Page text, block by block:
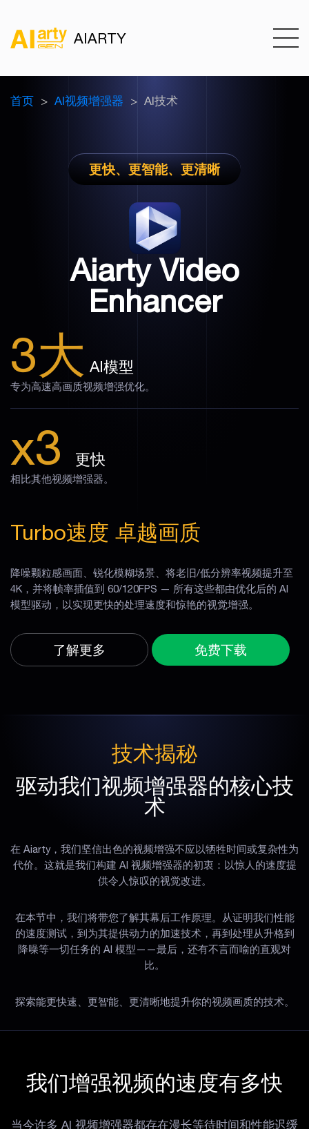
AIARTY
首页 AI视频增强器 AI技术
更快、更智能、更清晰
Aiarty Video
Enhancer
3大 AI模型
专为高速高画质视频增强优化。
x3 更快
相比其他视频增强器。
Turbo速度 卓越画质
降噪颗粒感画面、锐化模糊场景、将老旧/低分辨率视频提升至
4K，并将帧率插值到 60/120FPS — 所有这些都由优化后的 AI
模型驱动，以实现更快的处理速度和惊艳的视觉增强。
了解更多 免费下载
技术揭秘
驱动我们视频增强器的核心技
术
在 Aiarty，我们坚信出色的视频增强不应以牺牲时间或复杂性为
代价。这就是我们构建 AI 视频增强器的初衷：以惊人的速度提
供令人惊叹的视觉改进。
在本节中，我们将带您了解其幕后工作原理。从证明我们性能
的速度测试，到为其提供动力的加速技术，再到处理从升格到
降噪等一切任务的 AI 模型——最后，还有不言而喻的直观对
比。
探索能更快速、更智能、更清晰地提升你的视频画质的技术。
我们增强视频的速度有多快
当今许多 AI 视频增强器都存在漫长等待时间和性能迟缓